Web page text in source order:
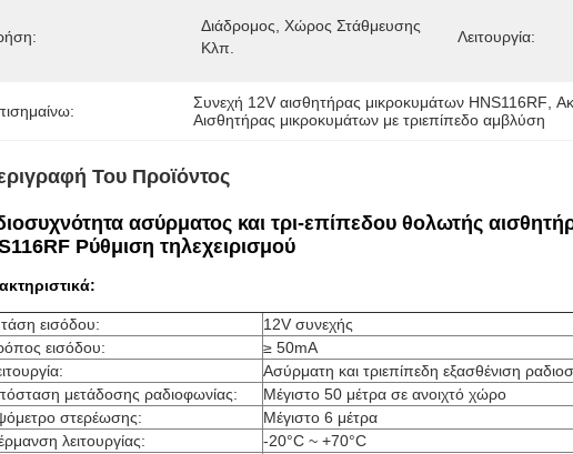
Διάδρομος, Χώρος Στάθμευσης
Κλπ.
Λειτουργία:
Συνεχή 12V αισθητήρας μικροκυμάτων HNS116RF ,
Αισθητήρας μικροκυμάτων με τριεπίπεδο αμβλύση
Του Προϊόντος
ασύρματος και τρι-επίπεδου θολωτής
Ρύθμιση τηλεχειρισμού
εισόδου:
12V συνεχής
εισόδου:
≥ 50mA
Ασύρματη και τριεπίπεδη εξασθένιση
μετάδοσης ραδιοφωνίας:
Μέγιστο 50 μέτρα σε ανοιχτό χώρο
στερέωσης:
Μέγιστο 6 μέτρα
λειτουργίας:
-20°C ~ +70°C